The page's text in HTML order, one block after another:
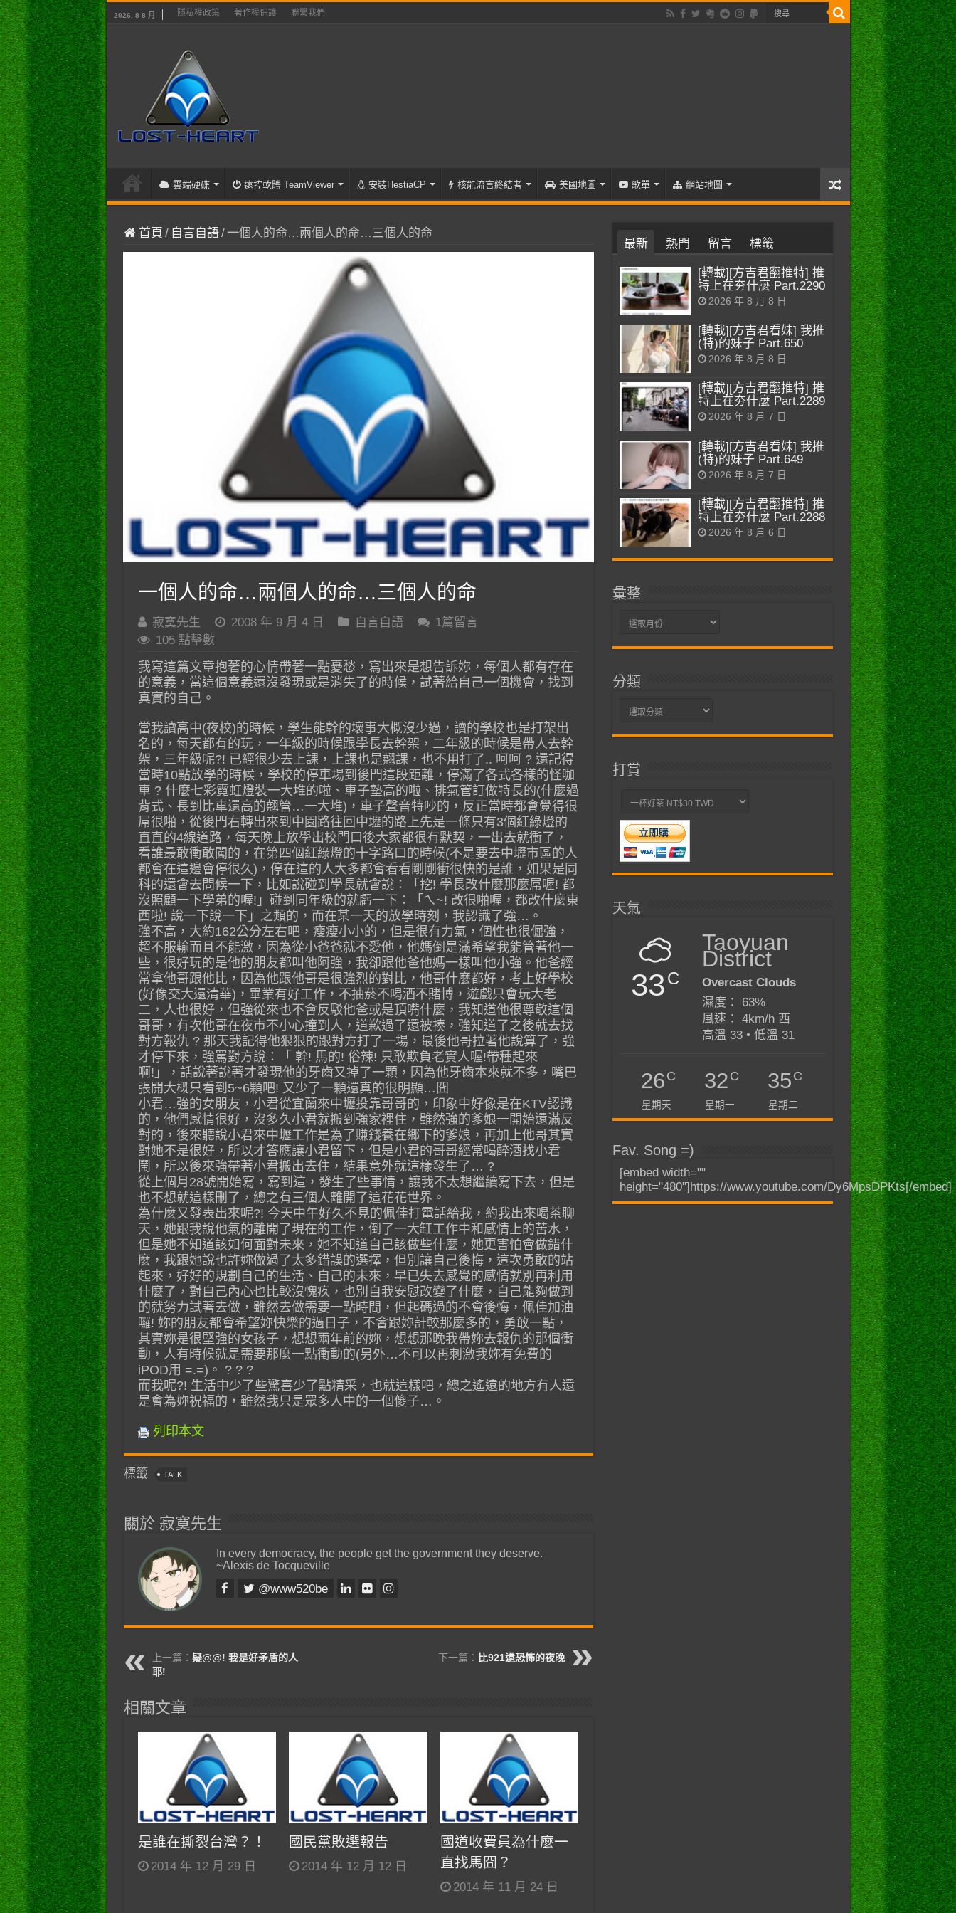
2026, 8 8 月 隱私權政策 著作權保護 聯繫我們
雲端硬碟 遠控軟體 TeamViewer 安裝HestiaCP 核能流言終結者 美國地圖 歌單 網站地圖
首頁 / 自言自語/一個人的命…兩個人的命…三個人的命
一個人的命…兩個人的命…三個人的命
寂寞先生 2008 年 9 月 4 日 自言自語
1篇留言
105 點擊數
我寫這篇文章抱著的心情帶著一點憂愁，寫出來是想告訴妳，每個人都有存在
的意義，當這個意義還沒發現或是消失了的時候，試著給自己一個機會，找到
真實的自己。
當我讀高中(夜校)的時候，學生能幹的壞事大概沒少過，讀的學校也是打架出
名的，每天都有的玩，一年級的時候跟學長去幹架，二年級的時候是帶人去幹
架，三年級呢?! 已經很少去上課，上課也是翹課，也不用打了.. 呵呵 ? 還記得
當時10點放學的時候，學校的停車場到後門這段距離，停滿了各式各樣的怪咖
車 ? 什麼七彩霓虹燈裝一大堆的啦、車子墊高的啦、排氣管訂做特長的(什麼過
背式、長到比車還高的翹管…一大堆)，車子聲音特吵的，反正當時都會覺得很
屌很啪，從後門右轉出來到中園路往回中壢的路上先是一條只有3個紅綠燈的
直直的4線道路，每天晚上放學出校門口後大家都很有默契，一出去就衝了，
看誰最敢衝敢闖的，在第四個紅綠燈的十字路口的時候(不是要去中壢市區的人
都會在這邊會停很久)，停在這的人大多都會看看剛剛衝很快的是誰，如果是同
科的還會去問候一下，比如說碰到學長就會說：「挖! 學長改什麼那麼屌喔! 都
沒照顧一下學弟的喔!」碰到同年級的就虧一下：「ㄟ~! 改很啪喔，都改什麼東
西啦! 說一下說一下」之類的，而在某一天的放學時刻，我認識了強…。
強不高，大約162公分左右吧，瘦瘦小小的，但是很有力氣，個性也很倔強，
超不服輸而且不能激，因為從小爸爸就不愛他，他媽倒是滿希望我能管著他一
些，很好玩的是他的朋友都叫他阿強，我卻跟他爸他媽一樣叫他小強。他爸經
常拿他哥跟他比，因為他跟他哥是很強烈的對比，他哥什麼都好，考上好學校
(好像交大還清華)，畢業有好工作，不抽菸不喝酒不賭博，遊戲只會玩大老
二，人也很好，但強從來也不會反駁他爸或是頂嘴什麼，我知道他很尊敬這個
哥哥，有次他哥在夜市不小心撞到人，道歉過了還被揍，強知道了之後就去找
對方報仇 ? 那天我記得他狠狠的跟對方打了一場，最後他哥拉著他說算了，強
才停下來，強罵對方說：「 幹! 馬的! 俗辣! 只敢欺負老實人喔!帶種起來
啊!」，話說著說著才發現他的牙齒又掉了一顆，因為他牙齒本來就不多，嘴巴
張開大概只看到5~6顆吧! 又少了一顆還真的很明顯…囧
小君…強的女朋友，小君從宜蘭來中壢投靠哥哥的，印象中好像是在KTV認識
的，他們感情很好，沒多久小君就搬到強家裡住，雖然強的爹娘一開始還滿反
對的，後來聽說小君來中壢工作是為了賺錢養在鄉下的爹娘，再加上他哥其實
對她不是很好，所以才答應讓小君留下，但是小君的哥哥經常喝醉酒找小君
鬧，所以後來強帶著小君搬出去住，結果意外就這樣發生了… ?
從上個月28號開始寫，寫到這，發生了些事情，讓我不太想繼續寫下去，但是
也不想就這樣刪了，總之有三個人離開了這花花世界。
為什麼又發表出來呢?! 今天中午好久不見的佩佳打電話給我，約我出來喝茶聊
天，她跟我說他氣的離開了現在的工作，倒了一大缸工作中和感情上的苦水，
但是她不知道該如何面對未來，她不知道自己該做些什麼，她更害怕會做錯什
麼，我跟她說也許妳做過了太多錯誤的選擇，但別讓自己後悔，這次勇敢的站
起來，好好的規劃自己的生活、自己的未來，早已失去感覺的感情就別再利用
什麼了，對自己內心也比較沒愧疚，也別自我安慰改變了什麼，自己能夠做到
的就努力試著去做，雖然去做需要一點時間，但起碼過的不會後悔，佩佳加油
囉! 妳的朋友都會希望妳快樂的過日子，不會跟妳計較那麼多的，勇敢一點，
其實妳是很堅強的女孩子，想想兩年前的妳，想想那晚我帶妳去報仇的那個衝
動，人有時候就是需要那麼一點衝動的(另外…不可以再刺激我妳有免費的
iPOD用 =.=)。 ? ? ?
而我呢?! 生活中少了些驚喜少了點精采，也就這樣吧，總之遙遠的地方有人還
是會為妳祝福的，雖然我只是眾多人中的一個傻子…。
列印本文
標籤 TALK
關於 寂寞先生
In every democracy, the people get the government they deserve.
~Alexis de Tocqueville
@www520be
上一篇： 疑@@! 我是好矛盾的人
耶!
下一篇： 比921還恐怖的夜晚
相關文章
是誰在撕裂台灣？！
2014 年 12 月 29 日
國民黨敗選報告
2014 年 12 月 12 日
國道收費員為什麼一
直找馬囧？
2014 年 11 月 24 日
最新 熱門 留言 標籤
[轉載][方吉君翻推特] 推
特上在夯什麼 Part.2290
2026 年 8 月 8 日
[轉載][方吉君看妹] 我推
(特)的妹子 Part.650
2026 年 8 月 8 日
[轉載][方吉君翻推特] 推
特上在夯什麼 Part.2289
2026 年 8 月 7 日
[轉載][方吉君看妹] 我推
(特)的妹子 Part.649
2026 年 8 月 7 日
[轉載][方吉君翻推特] 推
特上在夯什麼 Part.2288
2026 年 8 月 6 日
彙整
彙
分類
分
打賞
天氣
33C
Taoyuan
District
Overcast Clouds
濕度： 63%
風速： 4km/h 西
高溫 33 • 低溫 31
26C
星期天
32C
星期一
35C
星期二
Fav. Song =)
[embed width=""
height="480"]https://www.youtube.com/Dy6MpsDPKts[/embed]